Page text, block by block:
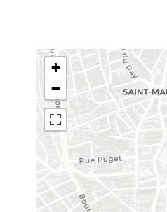
+
−